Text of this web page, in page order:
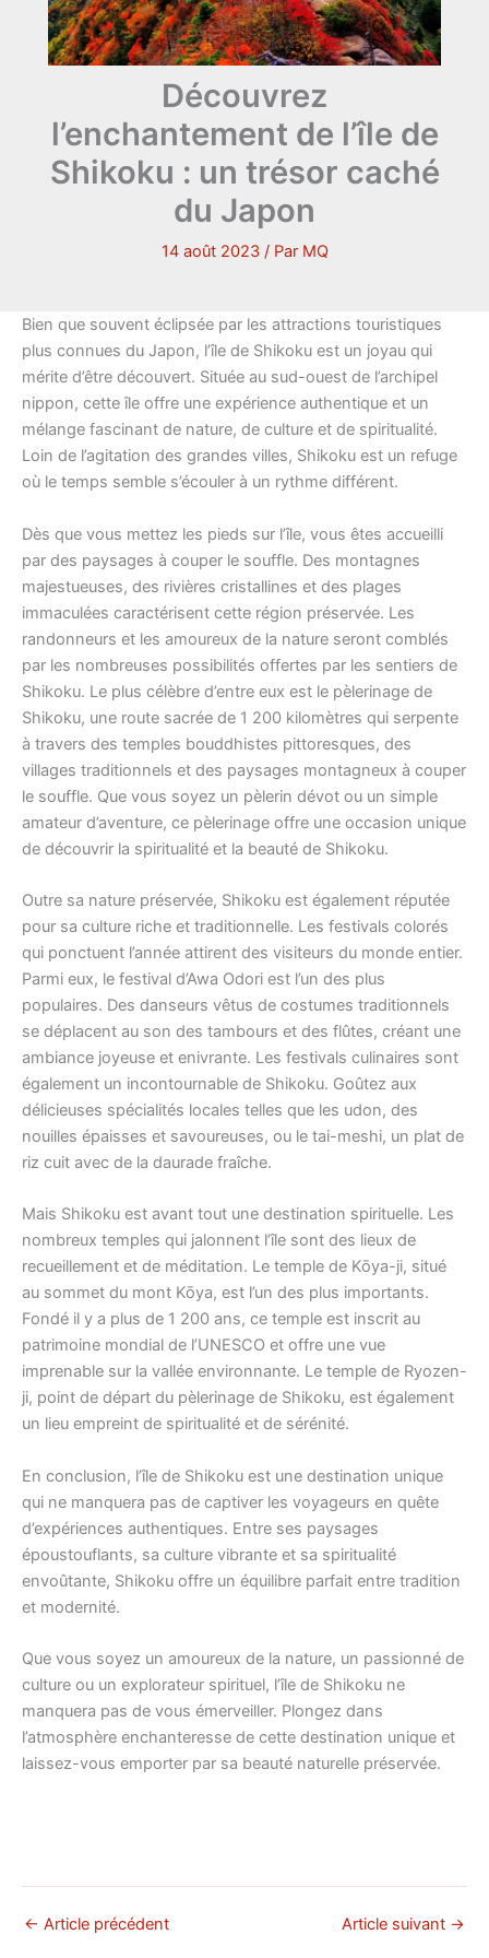
Découvrez
l’enchantement de l’île de
Shikoku : un trésor caché
du Japon
14 août 2023 / Par MQ
Bien que souvent éclipsée par les attractions touristiques
plus connues du Japon, l’île de Shikoku est un joyau qui
mérite d’être découvert. Située au sud-ouest de l’archipel
nippon, cette île offre une expérience authentique et un
mélange fascinant de nature, de culture et de spiritualité.
Loin de l’agitation des grandes villes, Shikoku est un refuge
où le temps semble s’écouler à un rythme différent.
Dès que vous mettez les pieds sur l’île, vous êtes accueilli
par des paysages à couper le souffle. Des montagnes
majestueuses, des rivières cristallines et des plages
immaculées caractérisent cette région préservée. Les
randonneurs et les amoureux de la nature seront comblés
par les nombreuses possibilités offertes par les sentiers de
Shikoku. Le plus célèbre d’entre eux est le pèlerinage de
Shikoku, une route sacrée de 1 200 kilomètres qui serpente
à travers des temples bouddhistes pittoresques, des
villages traditionnels et des paysages montagneux à couper
le souffle. Que vous soyez un pèlerin dévot ou un simple
amateur d’aventure, ce pèlerinage offre une occasion unique
de découvrir la spiritualité et la beauté de Shikoku.
Outre sa nature préservée, Shikoku est également réputée
pour sa culture riche et traditionnelle. Les festivals colorés
qui ponctuent l’année attirent des visiteurs du monde entier.
Parmi eux, le festival d’Awa Odori est l’un des plus
populaires. Des danseurs vêtus de costumes traditionnels
se déplacent au son des tambours et des flûtes, créant une
ambiance joyeuse et enivrante. Les festivals culinaires sont
également un incontournable de Shikoku. Goûtez aux
délicieuses spécialités locales telles que les udon, des
nouilles épaisses et savoureuses, ou le tai-meshi, un plat de
riz cuit avec de la daurade fraîche.
Mais Shikoku est avant tout une destination spirituelle. Les
nombreux temples qui jalonnent l’île sont des lieux de
recueillement et de méditation. Le temple de Kōya-ji, situé
au sommet du mont Kōya, est l’un des plus importants.
Fondé il y a plus de 1 200 ans, ce temple est inscrit au
patrimoine mondial de l’UNESCO et offre une vue
imprenable sur la vallée environnante. Le temple de Ryozen-
ji, point de départ du pèlerinage de Shikoku, est également
un lieu empreint de spiritualité et de sérénité.
En conclusion, l’île de Shikoku est une destination unique
qui ne manquera pas de captiver les voyageurs en quête
d’expériences authentiques. Entre ses paysages
époustouflants, sa culture vibrante et sa spiritualité
envoûtante, Shikoku offre un équilibre parfait entre tradition
et modernité.
Que vous soyez un amoureux de la nature, un passionné de
culture ou un explorateur spirituel, l’île de Shikoku ne
manquera pas de vous émerveiller. Plongez dans
l’atmosphère enchanteresse de cette destination unique et
laissez-vous emporter par sa beauté naturelle préservée.
← Article précédent Article suivant →